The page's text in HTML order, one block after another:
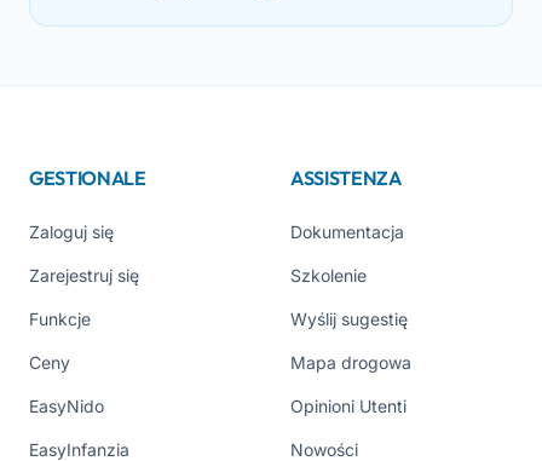
GESTIONALE
Zaloguj się
Zarejestruj się
Funkcje
Ceny
EasyNido
EasyInfanzia
ASSISTENZA
Dokumentacja
Szkolenie
Wyślij sugestię
Mapa drogowa
Opinioni Utenti
Nowości